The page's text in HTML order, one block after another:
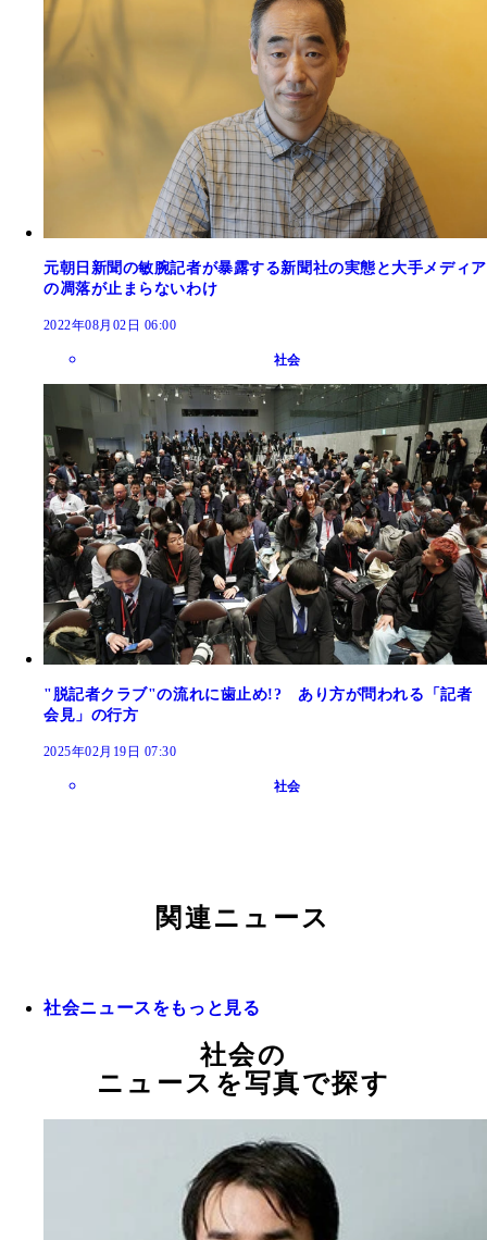
元朝日新聞の敏腕記者が暴露する新聞社の実態と大手メディア
の凋落が止まらないわけ
2022年08月02日 06:00
社会
"脱記者クラブ"の流れに歯止め!? あり方が問われる「記者
会見」の行方
2025年02月19日 07:30
社会
関連ニュース
社会ニュースをもっと見る
社会の
ニュースを写真で探す